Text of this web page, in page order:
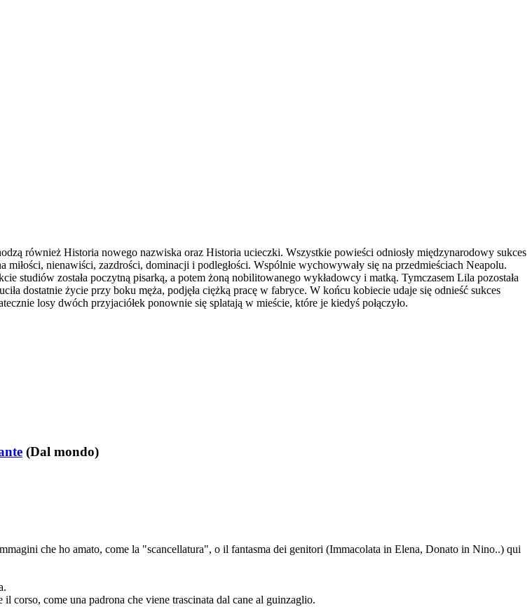
również Historia nowego nazwiska oraz Historia ucieczki. Wszystkie powieści odniosły międzynarodowy sukces
nienawiści, zazdrości, dominacji i podległości. Wspólnie wychowywały się na przedmieściach Neapolu.
studiów została poczytną pisarką, a potem żoną nobilitowanego wykładowcy i matką. Tymczasem Lila pozostała
dostatnie życie przy boku męża, podjęła ciężką pracę w fabryce. W końcu kobiecie udaje się odnieść sukces
losy dwóch przyjaciółek ponownie się splatają w mieście, które je kiedyś połączyło.
(Dal mondo)
che ho amato, come la "scancellatura", o il fantasma dei genitori (Immacolata in Elena, Donato in Nino..) qui
corso, come una padrona che viene trascinata dal cane al guinzaglio.